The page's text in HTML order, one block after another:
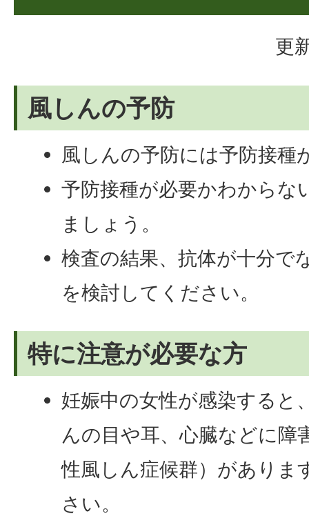
更
風しんの予防
風しんの予防には予防接種
予防接種が必要かわからな
ましょう。
検査の結果、抗体が十分で
を検討してください。
特に注意が必要な方
妊娠中の女性が感染すると
んの目や耳、心臓などに障
性風しん症候群）がありま
さい。